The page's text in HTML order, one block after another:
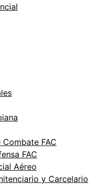
FAC
FAC
Aéreo
y Carcelario